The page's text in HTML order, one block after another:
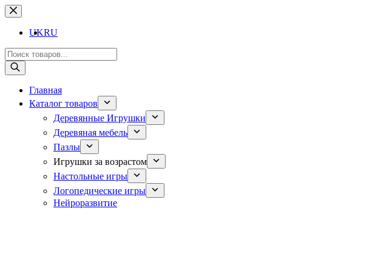
UKRU
Главная
Каталог товаров
Деревянные Игрушки
Деревяная мебель
Пазлы
Игрушки за возрастом
Настольные игры
Логопедические игры
Нейроразвитие